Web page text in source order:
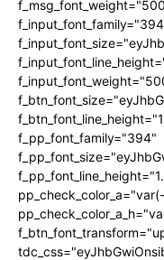
f_pp_font_family="394"